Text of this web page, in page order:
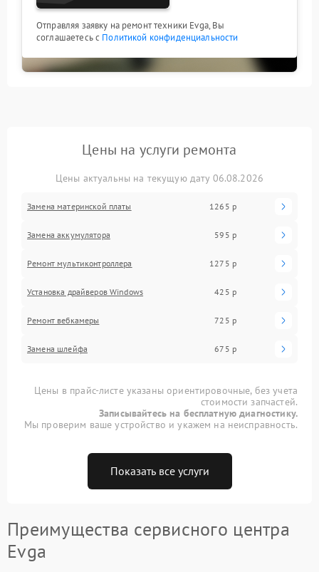
Отправляя заявку на ремонт техники Evga, Вы
соглашаетесь с Политикой конфиденциальности
Цены на услуги ремонта
Цены актуальны на текущую дату 06.08.2026
Замена материнской платы 1265 р
Замена аккумулятора 595 р
Ремонт мультиконтроллера 1275 р
Установка драйверов Windows 425 р
Ремонт вебкамеры 725 р
Замена шлейфа 675 р
Цены в прайс-листе указаны ориентировочные, без учета
стоимости запчастей.
Записывайтесь на бесплатную диагностику.
Мы проверим ваше устройство и укажем на неисправность.
Показать все услуги
Преимущества сервисного центра
Evga